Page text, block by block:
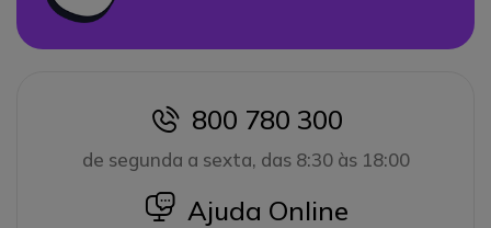
icon
800 780 300
de segunda a sexta, das 8:30 às 18:00
icon
Ajuda Online